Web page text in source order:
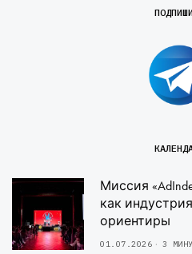
Миссия
как
ориентиры
01.07.2026 3